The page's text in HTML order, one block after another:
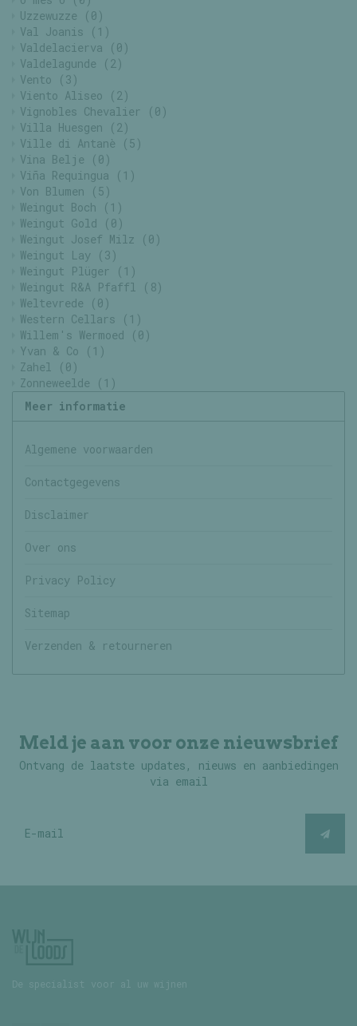
Uzzewuzze
(0)
Val Joanis
(1)
Valdelacierva
(0)
Valdelagunde
(2)
Vento
(3)
Viento Aliseo
(2)
Vignobles Chevalier
(0)
Villa Huesgen
(2)
Ville di Antanè
(5)
Vina Belje
(0)
Viña Requingua
(1)
Von Blumen
(5)
Weingut Boch
(1)
Weingut Gold
(0)
Weingut Josef Milz
(0)
Weingut Lay
(3)
Weingut Plüger
(1)
Weingut R&A Pfaffl
(8)
Weltevrede
(0)
Western Cellars
(1)
Willem's Wermoed
(0)
Yvan & Co
(1)
Zahel
(0)
Zonneweelde
(1)
Meer informatie
Algemene voorwaarden
Contactgegevens
Disclaimer
Over ons
Privacy Policy
Sitemap
Verzenden & retourneren
Meld je aan voor onze nieuwsbrief
Ontvang de laatste updates, nieuws en aanbiedingen
via email
De specialist voor al uw wijnen